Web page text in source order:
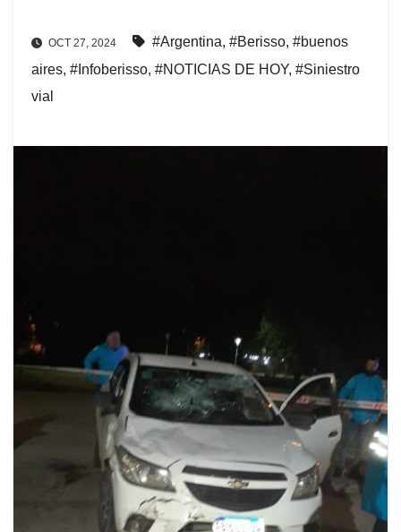
OCT 27, 2024 #Argentina, #Berisso, #buenos
aires, #Infoberisso, #NOTICIAS DE HOY, #Siniestro
vial